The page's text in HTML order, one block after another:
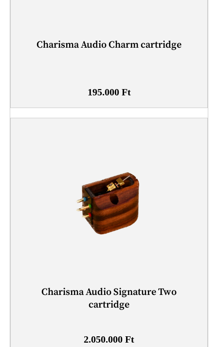
Charisma Audio Charm cartridge
195.000 Ft
Charisma Audio Signature Two
cartridge
2.050.000 Ft